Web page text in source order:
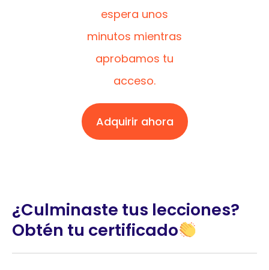
espera unos
minutos mientras
aprobamos tu
acceso.
Adquirir ahora
¿Culminaste tus lecciones?
Obtén tu certificado